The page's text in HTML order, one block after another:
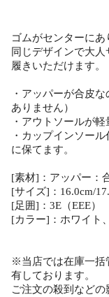
ゴムがセンターにあ
同じデザインで大
履きいただけます。
・アッパーが合皮
ありません）
・アウトソールが軽
・カップインソー
に保てます。
[素材]：アッパー：
[サイズ]：16.0cm/
[足囲]：3E（EEE）
[カラー]：ホワイト
※当店では在庫一括
有しております。
ご注文の殺到など